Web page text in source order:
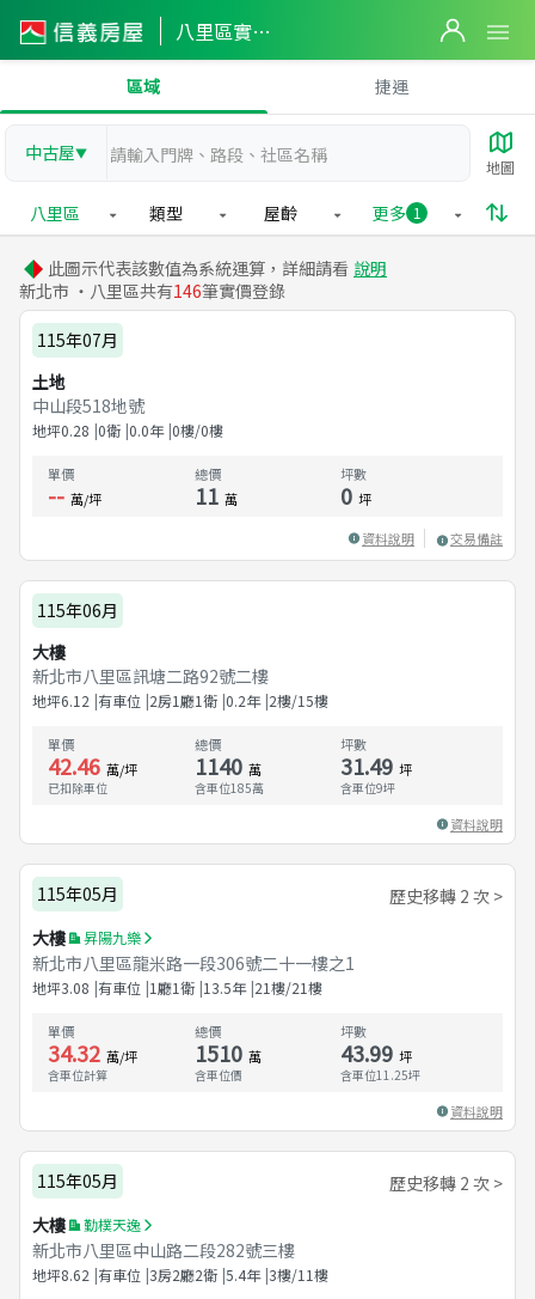
八里區實價登錄
區域 捷運
中古屋▼
地圖
八里區 類型 屋齡 更多 1
此圖示代表該數值為系統運算，詳細請看 說明
新北市 ・八里區共有146筆實價登錄
115年07月
土地
中山段518地號
地坪0.28 0衛 0.0年 0樓/0樓
單價
-- 萬/坪
總價
11 萬
坪數
0 坪
資料說明 交易備註
115年06月
大樓
新北市八里區訊塘二路92號二樓
地坪6.12 有車位 2房1廳1衛 0.2年 2樓/15樓
單價
42.46 萬/坪
已扣除車位
總價
1140 萬
含車位185萬
坪數
31.49 坪
含車位9坪
資料說明
115年05月
歷史移轉 2 次 >
大樓
昇陽九樂
新北市八里區龍米路一段306號二十一樓之1
地坪3.08 有車位 1廳1衛 13.5年 21樓/21樓
單價
34.32 萬/坪
含車位計算
總價
1510 萬
含車位價
坪數
43.99 坪
含車位11.25坪
資料說明
115年05月
歷史移轉 2 次 >
大樓
勤樸天逸
新北市八里區中山路二段282號三樓
地坪8.62 有車位 3房2廳2衛 5.4年 3樓/11樓